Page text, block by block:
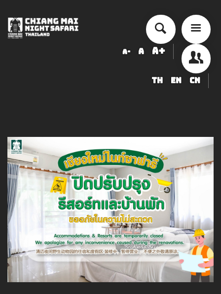
A- A A+
TH EN CN
ール
ข้อมูลสัตว์ในเชียงใหม่ไนท์ซาฟารี
調達
求人募集のお知らせ